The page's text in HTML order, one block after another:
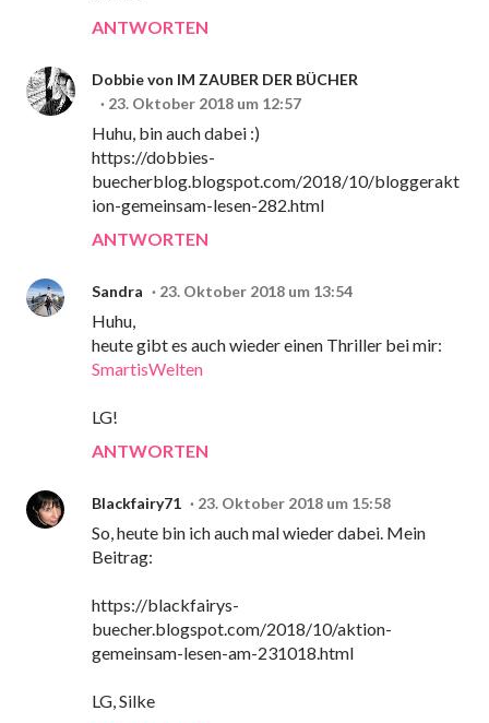
ANTWORTEN
Dobbie von IM ZAUBER DER BÜCHER
23. Oktober 2018 um 12:57
Huhu, bin auch dabei :)
https://dobbies-
buecherblog.blogspot.com/2018/10/bloggerakt
ion-gemeinsam-lesen-282.html
ANTWORTEN
Sandra 23. Oktober 2018 um 13:54
Huhu,
heute gibt es auch wieder einen Thriller bei mir:
SmartisWelten
LG!
ANTWORTEN
Blackfairy71 23. Oktober 2018 um 15:58
So, heute bin ich auch mal wieder dabei. Mein
Beitrag:
https://blackfairys-
buecher.blogspot.com/2018/10/aktion-
gemeinsam-lesen-am-231018.html
LG, Silke